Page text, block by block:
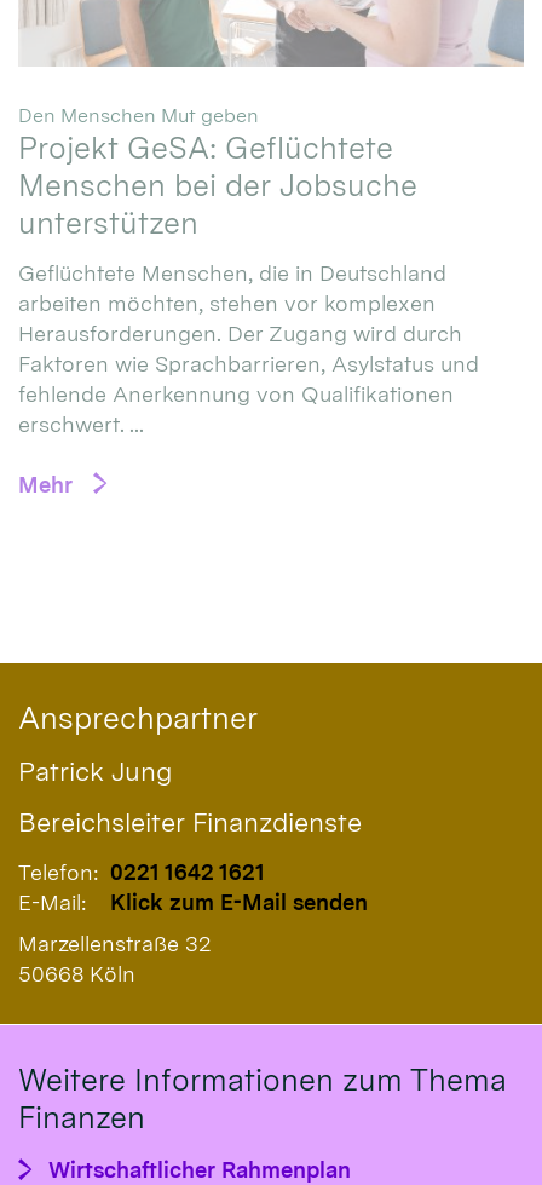
Den Menschen Mut geben
Projekt GeSA: Geflüchtete
Menschen bei der Jobsuche
unterstützen
Geflüchtete Menschen, die in Deutschland
arbeiten möchten, stehen vor komplexen
Herausforderungen. Der Zugang wird durch
Faktoren wie Sprachbarrieren, Asylstatus und
fehlende Anerkennung von Qualifikationen
erschwert. ...
Mehr
Ansprechpartner
Patrick Jung
Bereichsleiter Finanzdienste
Telefon: 0221 1642 1621
E-Mail:
Klick zum E-Mail senden
Marzellenstraße 32
50668 Köln
Weitere Informationen zum Thema
Finanzen
Wirtschaftlicher Rahmenplan